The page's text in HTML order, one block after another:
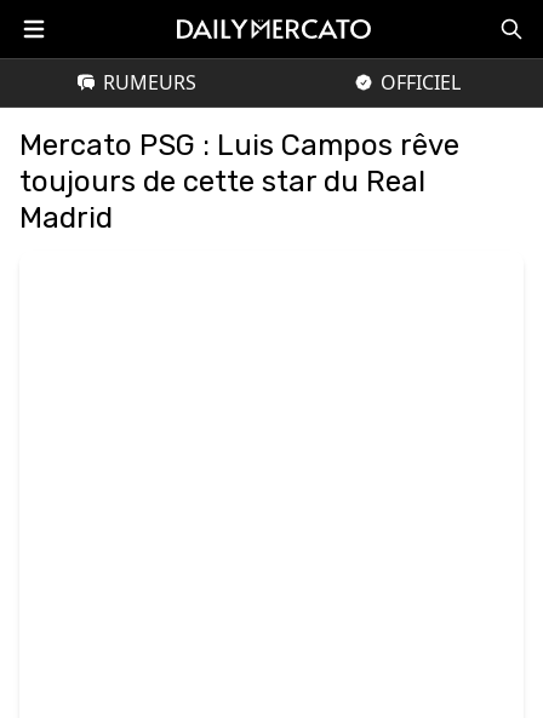
RUMEURS OFFICIEL
Mercato PSG : Luis Campos rêve
toujours de cette star du Real
Madrid